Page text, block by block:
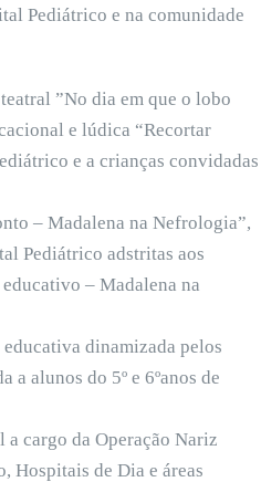
Pediátrico e na comunidade
”No dia em que o lobo
e lúdica “Recortar
e a crianças convidadas
– Madalena na Nefrologia”,
Pediátrico adstritas aos
– Madalena na
dinamizada pelos
alunos do 5º e 6ºanos de
cargo da Operação Nariz
Hospitais de Dia e áreas